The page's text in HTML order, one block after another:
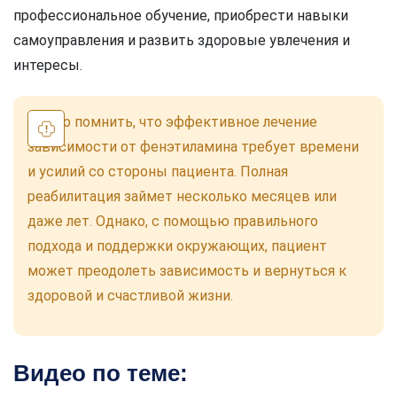
профессиональное обучение, приобрести навыки
самоуправления и развить здоровые увлечения и
интересы.
Важно помнить, что эффективное лечение
зависимости от фенэтиламина требует времени
и усилий со стороны пациента. Полная
реабилитация займет несколько месяцев или
даже лет. Однако, с помощью правильного
подхода и поддержки окружающих, пациент
может преодолеть зависимость и вернуться к
здоровой и счастливой жизни.
Видео по теме: